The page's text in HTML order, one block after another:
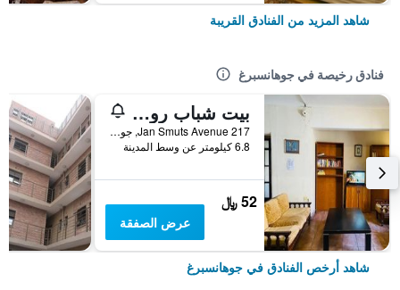
شاهد المزيد من الفنادق القريبة
فنادق رخيصة في جوهانسبرغ
بيت شباب روزبانك
217 Jan Smuts Avenue, جوهانسبرغ, محافظة غاوتينج, جنوب أفريقيا
6.8 كيلومتر عن وسط المدينة
52 ﷼
عرض الصفقة
شاهد أرخص الفنادق في جوهانسبرغ